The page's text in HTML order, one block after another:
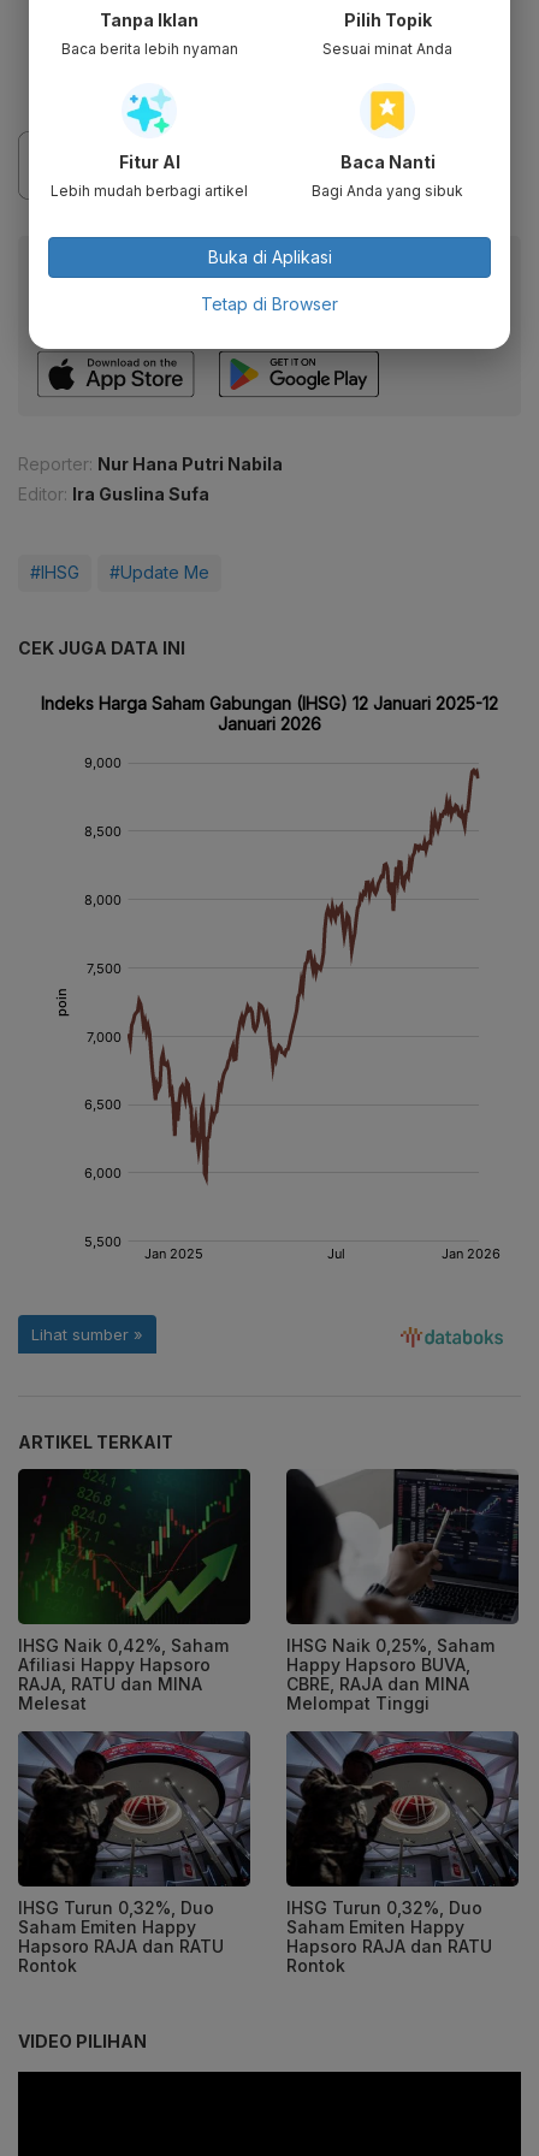
PT Sanurhasta Mitra Tbk (MINA) turun
Baca artikel ini lewat aplikasi mobile.
Dapatkan pengalaman membaca lebih nyaman dan nikmati
Reporter: Nur Hana Putri Nabila
Editor: Ira Guslina Sufa
#IHSG #Update Me
CEK JUGA DATA INI
ARTIKEL TERKAIT
IHSG Naik 0,42%, Saham
Afiliasi Happy Hapsoro
RAJA, RATU dan MINA
Melesat
IHSG Naik 0,25%, Saham
Happy Hapsoro BUVA,
CBRE, RAJA dan MINA
Melompat Tinggi
IHSG Turun 0,32%, Duo
Saham Emiten Happy
Hapsoro RAJA dan RATU
Rontok
IHSG Turun 0,32%, Duo
Saham Emiten Happy
Hapsoro RAJA dan RATU
Rontok
VIDEO PILIHAN
Tanpa Iklan
Baca berita lebih nyaman
Pilih Topik
Sesuai minat Anda
Fitur AI
Lebih mudah berbagi artikel
Baca Nanti
Bagi Anda yang sibuk
Buka di Aplikasi
Tetap di Browser